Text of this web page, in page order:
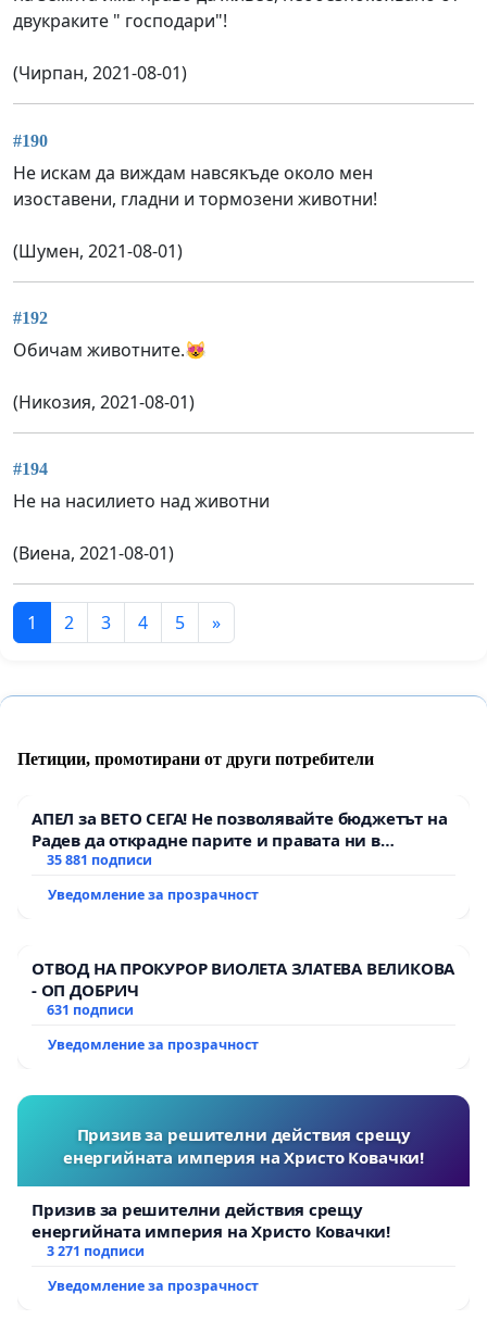
двукраките " господари"!
(Чирпан, 2021-08-01)
#190
Не искам да виждам навсякъде около мен
изоставени, гладни и тормозени животни!
(Шумен, 2021-08-01)
#192
Обичам животните.😻
(Никозия, 2021-08-01)
#194
Не на насилието над животни
(Виена, 2021-08-01)
1 2 3 4 5 »
Петиции, промотирани от други потребители
АПЕЛ за ВЕТО СЕГА! Не позволявайте бюджетът на
Радев да открадне парите и правата ни в
тъмното
35 881 подписи
Уведомление за прозрачност
ОТВОД НА ПРОКУРОР ВИОЛЕТА ЗЛАТЕВА ВЕЛИКОВА
- ОП ДОБРИЧ
631 подписи
Уведомление за прозрачност
Призив за решителни действия срещу
енергийната империя на Христо Ковачки!
Призив за решителни действия срещу
енергийната империя на Христо Ковачки!
3 271 подписи
Уведомление за прозрачност